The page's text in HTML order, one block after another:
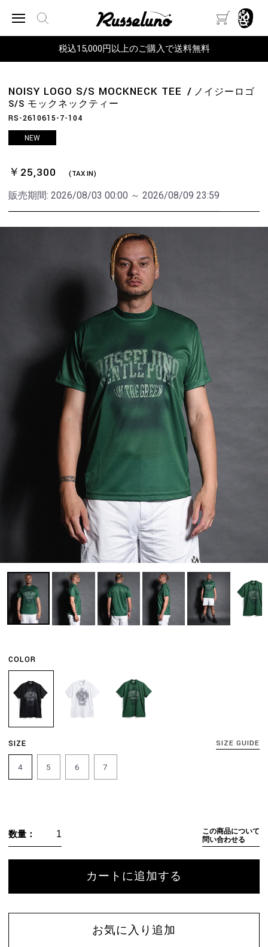
税込15,000円以上のご購入で送料無料
NOISY LOGO S/S MOCKNECK TEE
ノイジーロゴ
S/S モックネックティー
RS-2610615-7-104
NEW
￥25,300 (TAX IN)
販売期間: 2026/08/03 00:00 ～ 2026/08/09 23:59
COLOR
SIZE SIZE GUIDE
4 5 6 7
数量：
この商品について
問い合わせる
カートに追加する
お気に入り追加